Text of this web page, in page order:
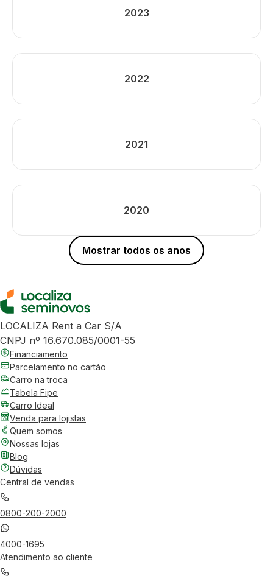
2023
2022
2021
2020
Mostrar todos os anos
LOCALIZA Rent a Car S/A
CNPJ nº 16.670.085/0001-55
Financiamento
Parcelamento no cartão
Carro na troca
Tabela Fipe
Carro Ideal
Venda para lojistas
Quem somos
Nossas lojas
Blog
Dúvidas
Central de vendas
0800-200-2000
4000-1695
Atendimento ao cliente